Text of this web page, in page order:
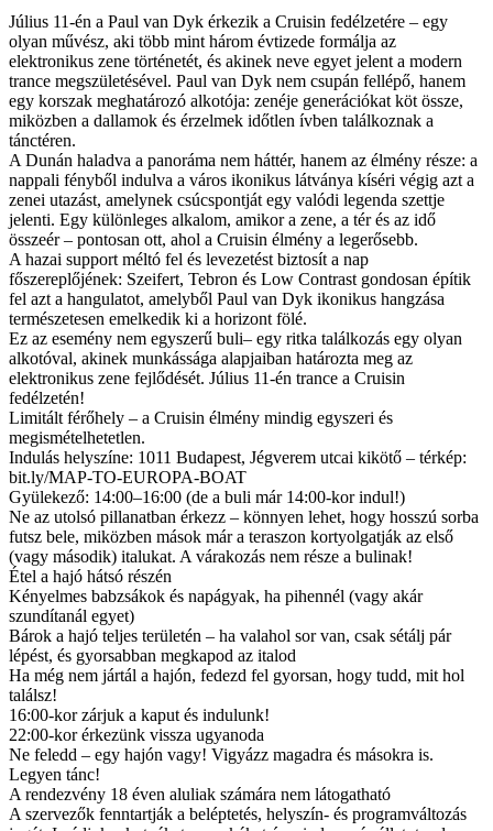
Július 11-én a Paul van Dyk érkezik a Cruisin fedélzetére – egy
olyan művész, aki több mint három évtizede formálja az
elektronikus zene történetét, és akinek neve egyet jelent a modern
trance megszületésével. Paul van Dyk nem csupán fellépő, hanem
egy korszak meghatározó alkotója: zenéje generációkat köt össze,
miközben a dallamok és érzelmek időtlen ívben találkoznak a
tánctéren.
A Dunán haladva a panoráma nem háttér, hanem az élmény része: a
nappali fényből indulva a város ikonikus látványa kíséri végig azt a
zenei utazást, amelynek csúcspontját egy valódi legenda szettje
jelenti. Egy különleges alkalom, amikor a zene, a tér és az idő
összeér – pontosan ott, ahol a Cruisin élmény a legerősebb.
A hazai support méltó fel és levezetést biztosít a nap
főszereplőjének: Szeifert, Tebron és Low Contrast gondosan építik
fel azt a hangulatot, amelyből Paul van Dyk ikonikus hangzása
természetesen emelkedik ki a horizont fölé.
Ez az esemény nem egyszerű buli– egy ritka találkozás egy olyan
alkotóval, akinek munkássága alapjaiban határozta meg az
elektronikus zene fejlődését. Július 11-én trance a Cruisin
fedélzetén!
Limitált férőhely – a Cruisin élmény mindig egyszeri és
megismételhetetlen.
Indulás helyszíne: 1011 Budapest, Jégverem utcai kikötő – térkép:
bit.ly/MAP-TO-EUROPA-BOAT
Gyülekező: 14:00–16:00 (de a buli már 14:00-kor indul!)
Ne az utolsó pillanatban érkezz – könnyen lehet, hogy hosszú sorba
futsz bele, miközben mások már a teraszon kortyolgatják az első
(vagy második) italukat. A várakozás nem része a bulinak!
Étel a hajó hátsó részén
Kényelmes babzsákok és napágyak, ha pihennél (vagy akár
szundítanál egyet)
Bárok a hajó teljes területén – ha valahol sor van, csak sétálj pár
lépést, és gyorsabban megkapod az italod
Ha még nem jártál a hajón, fedezd fel gyorsan, hogy tudd, mit hol
találsz!
16:00-kor zárjuk a kaput és indulunk!
22:00-kor érkezünk vissza ugyanoda
Ne feledd – egy hajón vagy! Vigyázz magadra és másokra is.
Legyen tánc!
A rendezvény 18 éven aluliak számára nem látogatható
A szervezők fenntartják a beléptetés, helyszín- és programváltozás